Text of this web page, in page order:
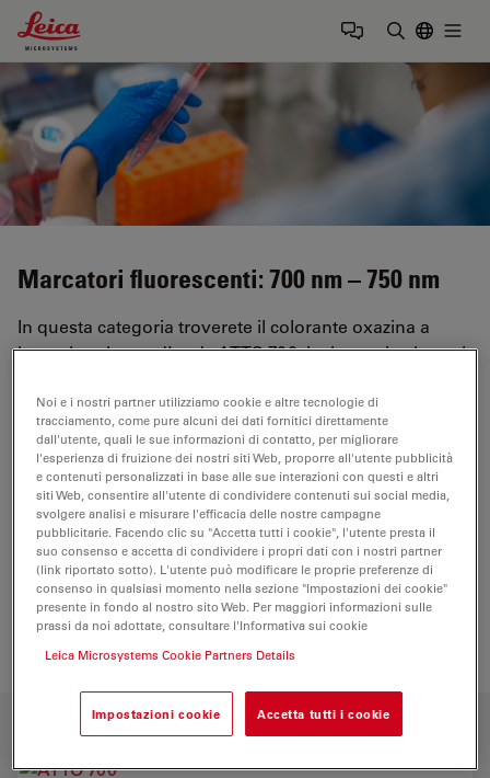
Leica Microsystems Logo
Marcatori fluorescenti: 700 nm – 750 nm
In questa categoria troverete il colorante oxazina a
lunga lunghezza d’onda ATTO 700, insieme ai coloranti
ATTO 725 e ATTO 740. Come sorgenti di eccitazione
possono essere utilizzati laser a diodo potenti con
lunghezze d’onda di 705 nm e 730 nm.
HAI BISOGNO DI ASSISTENZA?
Contatta uno specialista locale di imaging per
ricevere consulenza esperta sulla soluzione più
adatta alle tue esigenze e al tuo budget.
PRODOTTI CORRELATI
Noi e i nostri partner utilizziamo cookie e altre tecnologie di
tracciamento, come pure alcuni dei dati fornitici direttamente
dall'utente, quali le sue informazioni di contatto, per migliorare
l'esperienza di fruizione dei nostri siti Web, proporre all'utente pubblicità
e contenuti personalizzati in base alle sue interazioni con questi e altri
siti Web, consentire all'utente di condividere contenuti sui social media,
svolgere analisi e misurare l'efficacia delle nostre campagne
pubblicitarie. Facendo clic su "Accetta tutti i cookie", l'utente presta il
suo consenso e accetta di condividere i propri dati con i nostri partner
(link riportato sotto). L'utente può modificare le proprie preferenze di
consenso in qualsiasi momento nella sezione "Impostazioni dei cookie"
presente in fondo al nostro sito Web. Per maggiori informazioni sulle
prassi da noi adottate, consultare l'Informativa sui cookie
Leica Microsystems Cookie Partners Details
Impostazioni cookie Accetta tutti i cookie